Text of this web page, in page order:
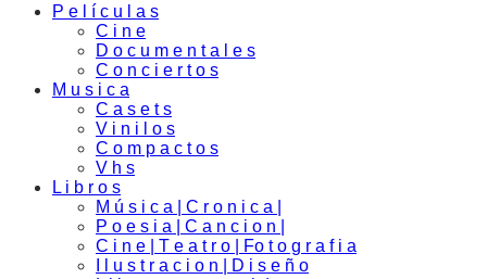
P e l í c u l a s
C i n e
D o c u m e n t a l e s
C o n c i e r t o s
M u s i c a
C a s e t s
V i n i l o s
C o m p a c t o s
V h s
L i b r o s
M ú s i c a | C r o n i c a |
P o e s i a | C a n c i o n |
C i n e | T e a t r o | Fo t o g r a f i a
I l u s t r a c i o n | D i s e ñ o